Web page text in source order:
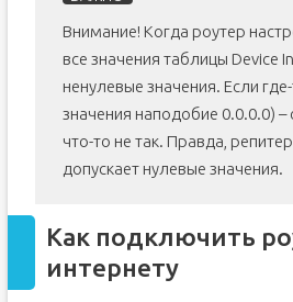
Внимание! Когда роутер
все значения таблицы Device
ненулевые значения. Если
значения наподобие 0.0.0.0)
что-то не так. Правда,
допускает нулевые значения.
Как подключить
интернету